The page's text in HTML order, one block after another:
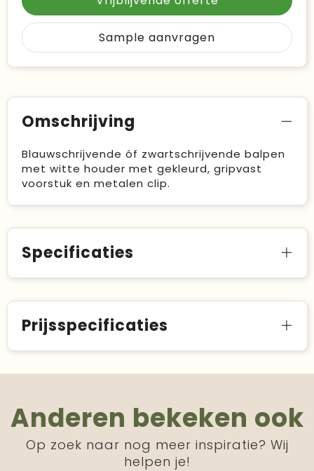
Sample aanvragen
Omschrijving
Blauwschrijvende óf zwartschrijvende balpen
met witte houder met gekleurd, gripvast
voorstuk en metalen clip.
Specificaties
Prijsspecificaties
Anderen bekeken ook
Op zoek naar nog meer inspiratie? Wij
helpen je!